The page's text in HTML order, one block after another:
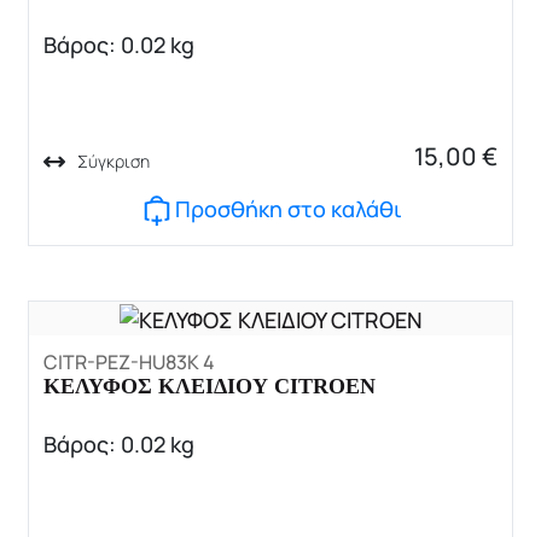
Βάρος: 0.02 kg
Σύγκριση 15,00€
Προσθήκη στο καλάθι
CITR-PEZ-HU83K 4
ΚΕΛΥΦΟΣ ΚΛΕΙΔΙΟΥ CITROEN
Βάρος: 0.02 kg